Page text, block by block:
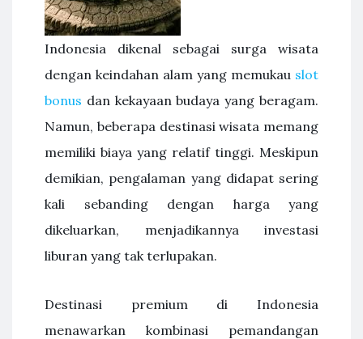
Indonesia dikenal sebagai surga wisata
dengan keindahan alam yang memukau slot
bonus dan kekayaan budaya yang beragam.
Namun, beberapa destinasi wisata memang
memiliki biaya yang relatif tinggi. Meskipun
demikian, pengalaman yang didapat sering
kali sebanding dengan harga yang
dikeluarkan, menjadikannya investasi
liburan yang tak terlupakan.
Destinasi premium di Indonesia
menawarkan kombinasi pemandangan